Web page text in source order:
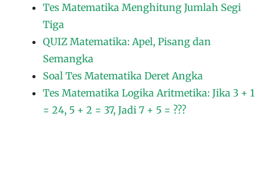
Tes Matematika Menghitung Jumlah Segi
Tiga
QUIZ Matematika: Apel, Pisang dan
Semangka
Soal Tes Matematika Deret Angka
Tes Matematika Logika Aritmetika: Jika 3 + 1
= 24, 5 + 2 = 37, Jadi 7 + 5 = ???